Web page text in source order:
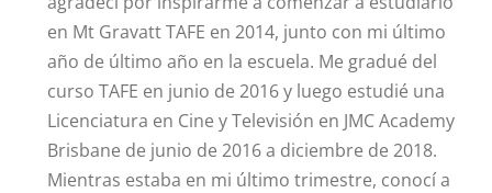
en Mt Gravatt TAFE en 2014, junto con mi último
año de último año en la escuela. Me gradué del
curso TAFE en junio de 2016 y luego estudié una
Licenciatura en Cine y Televisión en JMC Academy
Brisbane de junio de 2016 a diciembre de 2018.
Mientras estaba en mi último trimestre, conocí a